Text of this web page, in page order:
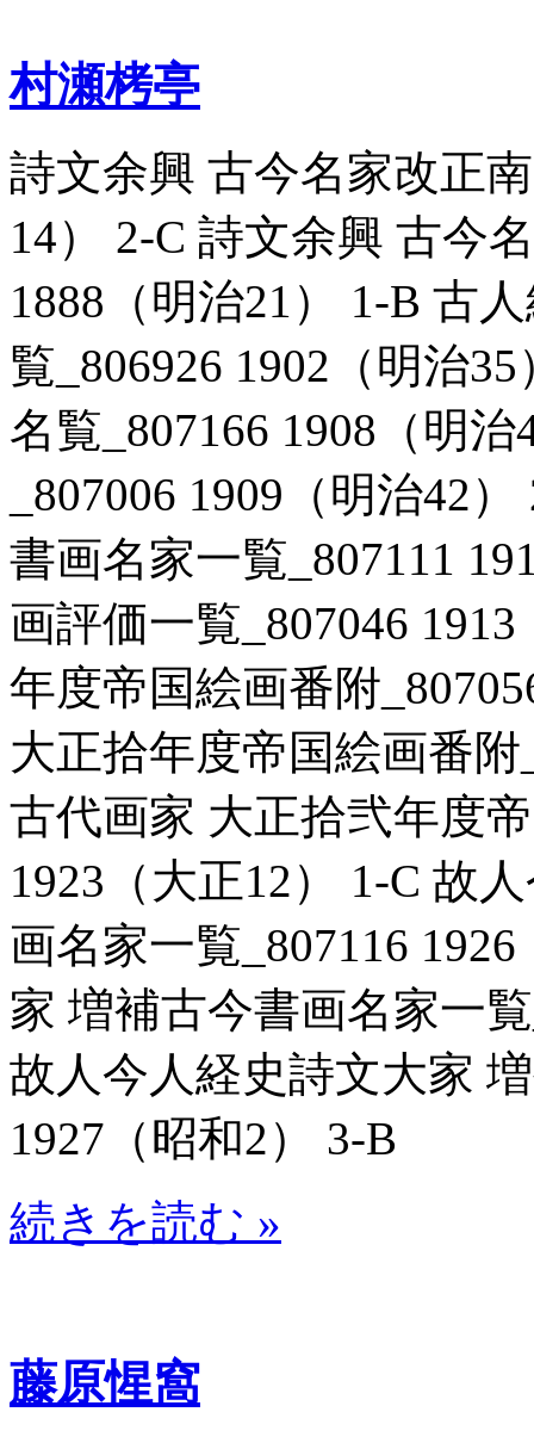
村瀬栲亭
詩文余興 古今名家改正
14） 2-C 詩文余興 古今
1888（明治21） 1-B 古
覧_806926 1902（明治
名覧_807166 1908（明
_807006 1909（明治42
書画名家一覧_807111
画評価一覧_807046
年度帝国絵画番附
大正拾年度帝国絵画番附
古代画家 大正拾弐年度
1923（大正12） 1-C 故
画名家一覧_807116
家 増補古今書画名家一
故人今人経史詩文大家
1927（昭和2） 3-B
続きを読む »
藤原惺窩